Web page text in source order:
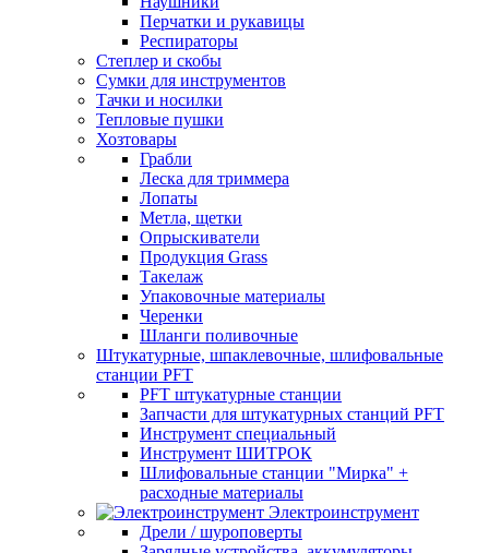
Перчатки и рукавицы
Респираторы
Степлер и скобы
Сумки для инструментов
Тачки и носилки
Тепловые пушки
Хозтовары
Грабли
Леска для триммера
Лопаты
Метла, щетки
Опрыскиватели
Продукция Grass
Такелаж
Упаковочные материалы
Черенки
Шланги поливочные
Штукатурные, шпаклевочные, шлифовальные
станции PFT
PFT штукатурные станции
Запчасти для штукатурных станций PFT
Инструмент специальный
Инструмент ШИТРОК
Шлифовальные станции "Мирка" +
расходные материалы
Электроинструмент
Дрели / шуроповерты